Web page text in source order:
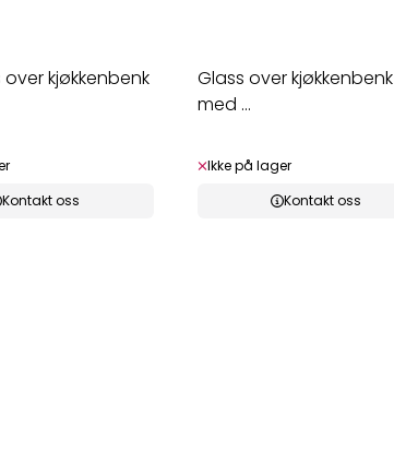
kjøkkenbenk
Kontakt oss
Glass over kjøkkenbenk
med ...
Ikke på lager
Kontakt oss